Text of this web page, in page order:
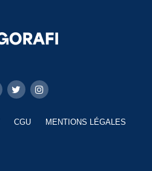
CGU MENTIONS LÉGALES